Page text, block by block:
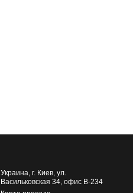
Украина, г. Киев, ул.
Васильковская 34, офис В-234